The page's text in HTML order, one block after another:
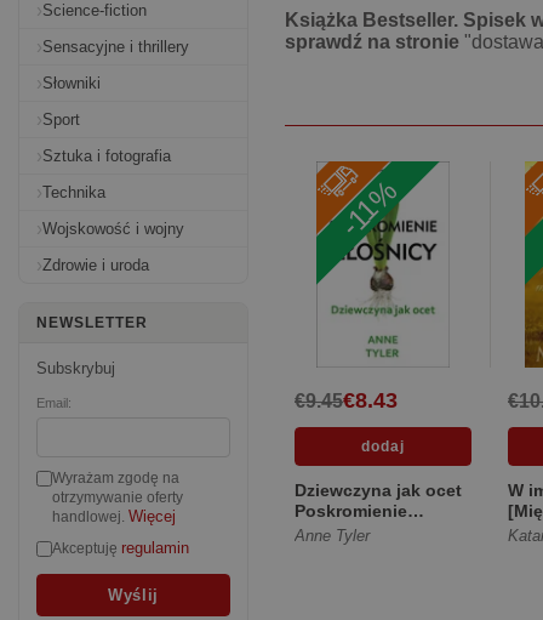
Science-fiction
Sensacyjne i thrillery
Słowniki
Sport
Sztuka i fotografia
Technika
Wojskowość i wojny
Zdrowie i uroda
NEWSLETTER
Subskrybuj
Email:
Wyrażam zgodę na
otrzymywanie oferty
handlowej. Więcej
Akceptuję regulamin
Książka Bestseller. Spisek
sprawdź na stronie
-11%
€8.43
€9.45
Dziewczyna jak ocet
Poskromienie
złośnicy [Twarda]
Anne Tyler
W